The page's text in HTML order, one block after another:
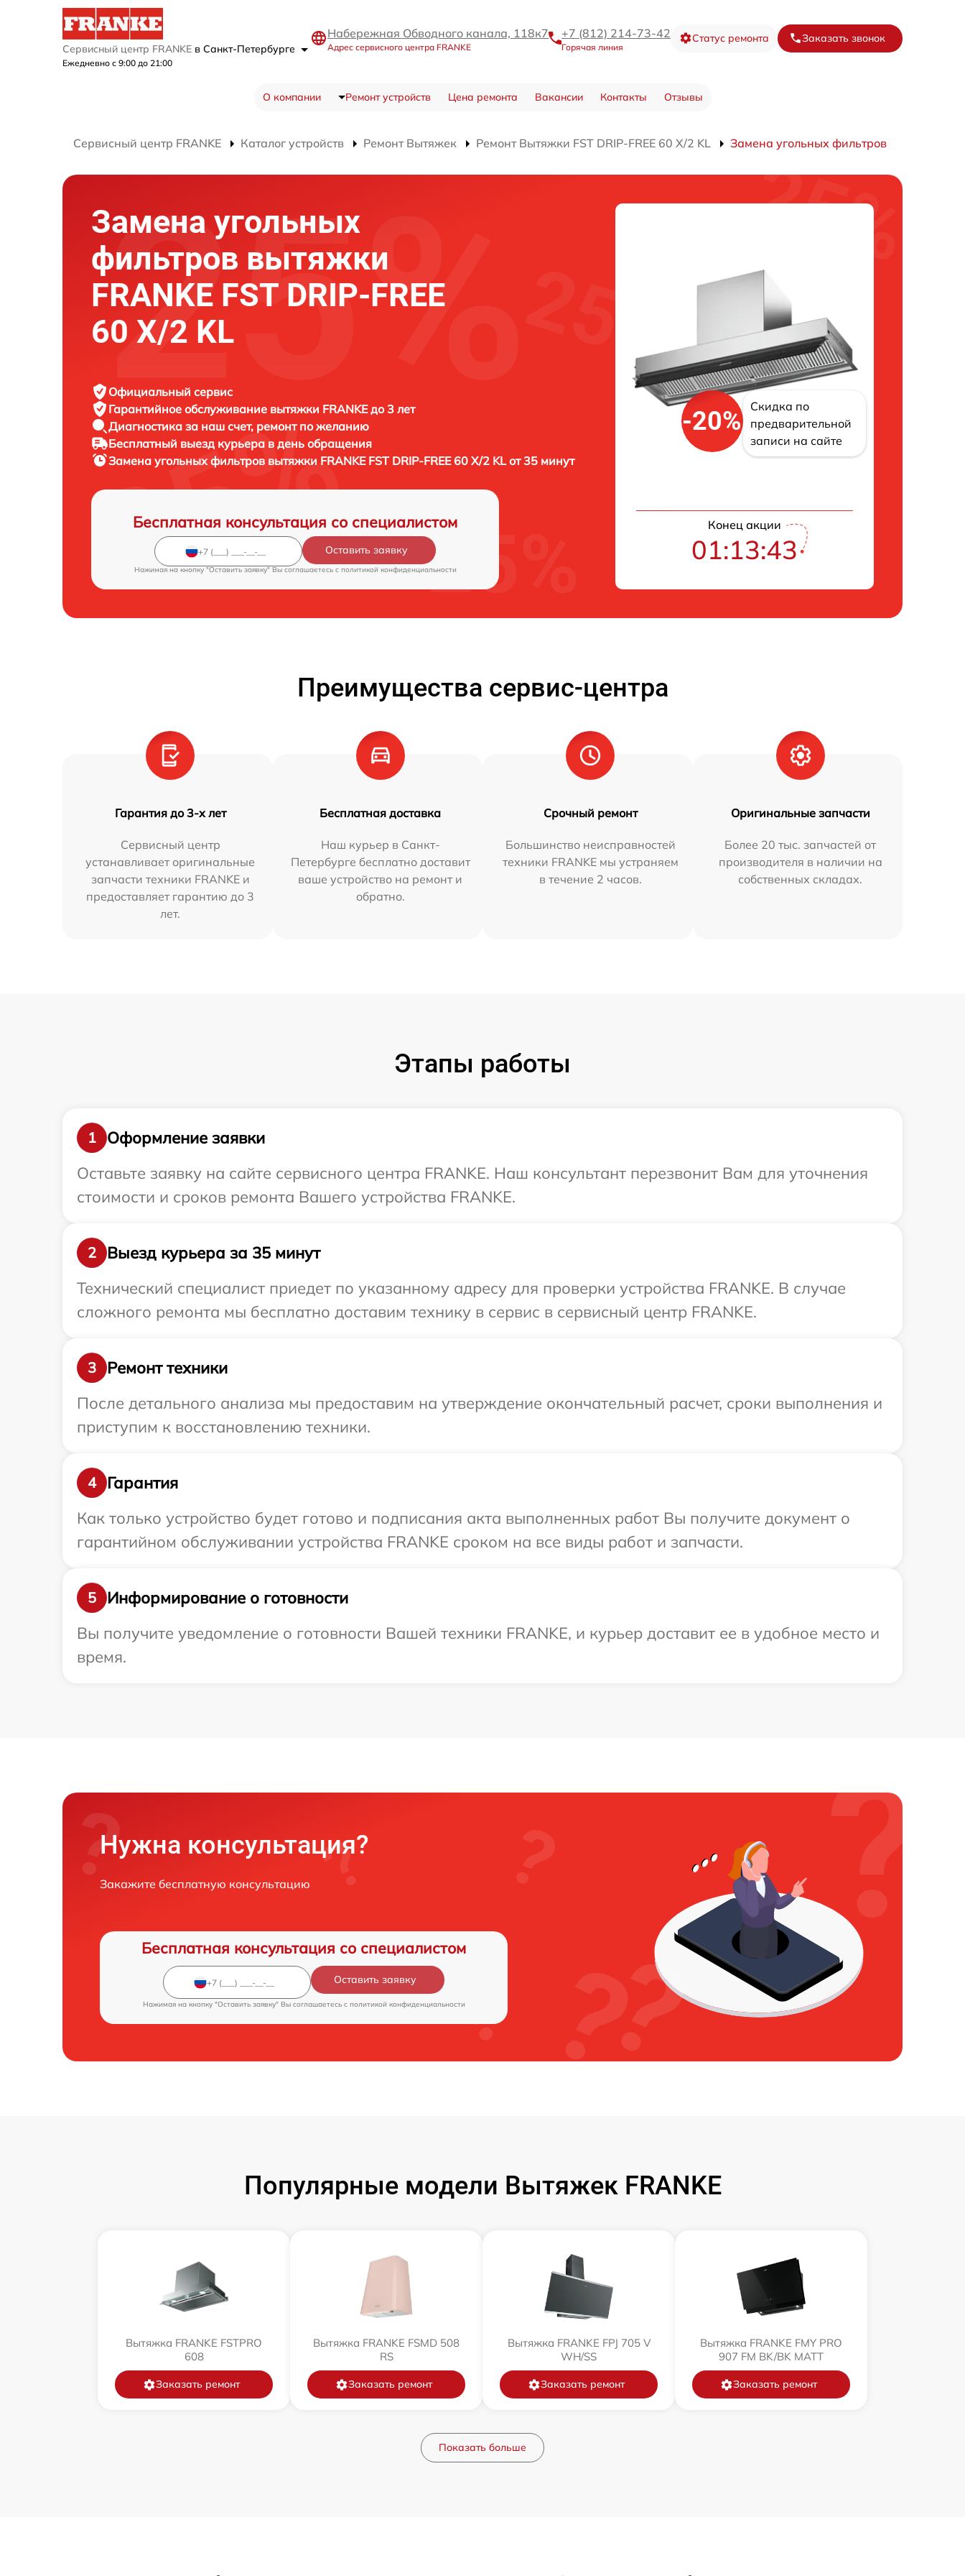
Сервисный центр FRANKE в Санкт-Петербурге
Ежедневно с 9:00 до 21:00
Набережная Обводного канала, 118к7
Адрес сервисного центра FRANKE
+7 (812) 214-73-42
Горячая линия
Статус ремонта Заказать звонок
О компании Ремонт устройств Цена ремонта Вакансии Контакты Отзывы
Сервисный центр FRANKE Каталог устройств Ремонт Вытяжек Ремонт Вытяжки FST DRIP-FREE 60 X/2 KL Замена угольных фильтров
Замена угольных
фильтров вытяжки
FRANKE FST DRIP-FREE
60 X/2 KL
Официальный сервис
Гарантийное обслуживание вытяжки FRANKE до 3 лет
Диагностика за наш счет, ремонт по желанию
Бесплатный выезд курьера в день обращения
Замена угольных фильтров вытяжки FRANKE FST DRIP-FREE 60 X/2 KL от 35 минут
Бесплатная консультация со специалистом
Оставить заявку
Нажимая на кнопку "Оставить заявку" Вы соглашаетесь c политикой конфиденциальности
-20%
Скидка по
предварительной
записи на сайте
Конец акции
01:13:42
Преимущества сервис-центра
Гарантия до 3-х лет
Сервисный центр
устанавливает оригинальные
запчасти техники FRANKE и
предоставляет гарантию до 3
лет.
Бесплатная доставка
Наш курьер в Санкт-
Петербурге бесплатно доставит
ваше устройство на ремонт и
обратно.
Срочный ремонт
Большинство неисправностей
техники FRANKE мы устраняем
в течение 2 часов.
Оригинальные запчасти
Более 20 тыс. запчастей от
производителя в наличии на
собственных складах.
Этапы работы
1
Оформление заявки
Оставьте заявку на сайте сервисного центра FRANKE. Наш консультант перезвонит Вам для уточнения
стоимости и сроков ремонта Вашего устройства FRANKE.
2
Выезд курьера за 35 минут
Технический специалист приедет по указанному адресу для проверки устройства FRANKE. В случае
сложного ремонта мы бесплатно доставим технику в сервис в сервисный центр FRANKE.
3
Ремонт техники
После детального анализа мы предоставим на утверждение окончательный расчет, сроки выполнения и
приступим к восстановлению техники.
4
Гарантия
Как только устройство будет готово и подписания акта выполненных работ Вы получите документ о
гарантийном обслуживании устройства FRANKE сроком на все виды работ и запчасти.
5
Информирование о готовности
Вы получите уведомление о готовности Вашей техники FRANKE, и курьер доставит ее в удобное место и
время.
Нужна консультация?
Закажите бесплатную консультацию
Бесплатная консультация со специалистом
Оставить заявку
Нажимая на кнопку "Оставить заявку" Вы соглашаетесь c политикой конфиденциальности
Популярные модели Вытяжек FRANKE
Вытяжка FRANKE FSTPRO
608
Заказать ремонт
Вытяжка FRANKE FSMD 508
RS
Заказать ремонт
Вытяжка FRANKE FPJ 705 V
WH/SS
Заказать ремонт
Вытяжка FRANKE FMY PRO
907 FM BK/BK MATT
Заказать ремонт
Показать больше